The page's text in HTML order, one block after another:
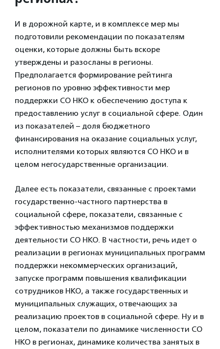
И в дорожной карте, и в комплексе мер мы
подготовили рекомендации по показателям
оценки, которые должны быть вскоре
утверждены и разосланы в регионы.
Предполагается формирование рейтинга
регионов по уровню эффективности мер
поддержки СО НКО к обеспечению доступа к
предоставлению услуг в социальной сфере. Один
из показателей – доля бюджетного
финансирования на оказание социальных услуг,
исполнителями которых являются СО НКО и в
целом негосударственные организации.
Далее есть показатели, связанные с проектами
государственно-частного партнерства в
социальной сфере, показатели, связанные с
эффективностью механизмов поддержки
деятельности СО НКО. В частности, речь идет о
реализации в регионах муниципальных программ
поддержки некоммерческих организаций,
запуске программ повышения квалификации
сотрудников НКО, а также государственных и
муниципальных служащих, отвечающих за
реализацию проектов в социальной сфере. Ну и в
целом, показатели по динамике численности СО
НКО в регионах, динамике количества занятых в